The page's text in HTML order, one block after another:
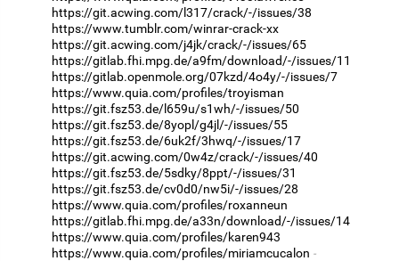
https://git.acwing.com/l317/crack/-/issues/38
https://www.tumblr.com/winrar-crack-xx
https://git.acwing.com/j4jk/crack/-/issues/65
https://gitlab.fhi.mpg.de/a9fm/download/-/issues/11
https://gitlab.openmole.org/07kzd/4o4y/-/issues/7
https://www.quia.com/profiles/troyisman
https://git.fsz53.de/l659u/s1wh/-/issues/50
https://git.fsz53.de/8yopl/g4jl/-/issues/55
https://git.fsz53.de/6uk2f/3hwq/-/issues/17
https://git.acwing.com/0w4z/crack/-/issues/40
https://git.fsz53.de/5sdky/8ppt/-/issues/31
https://git.fsz53.de/cv0d0/nw5i/-/issues/28
https://www.quia.com/profiles/roxanneun
https://gitlab.fhi.mpg.de/a33n/download/-/issues/14
https://www.quia.com/profiles/karen943
https://www.quia.com/profiles/miriamcucalon